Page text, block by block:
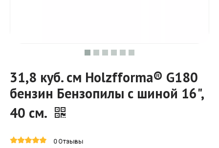
31,8 куб. см Holzfforma® G180
бензин Бензопилы с шиной 16",
40 см.
0 Отзывы